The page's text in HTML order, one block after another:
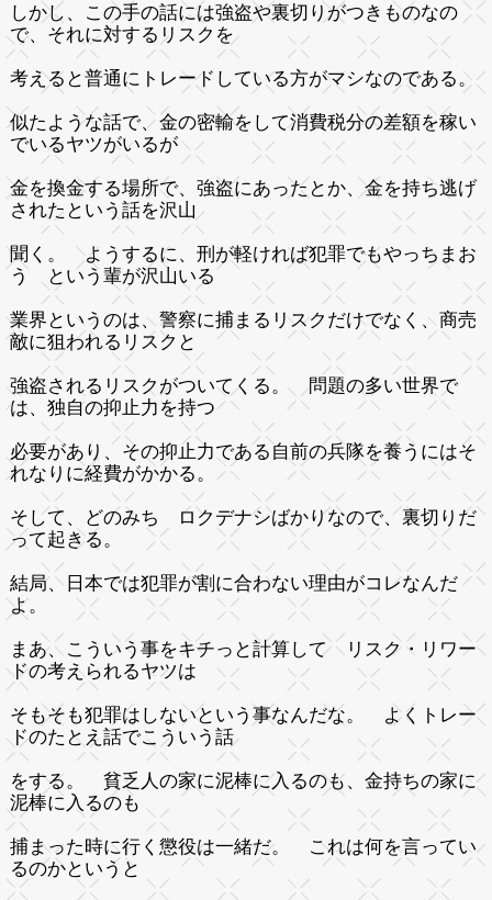
しかし、この手の話には強盗や裏切りがつきものなの
で、それに対するリスクを
考えると普通にトレードしている方がマシなのである。
似たような話で、金の密輸をして消費税分の差額を稼い
でいるヤツがいるが
金を換金する場所で、強盗にあったとか、金を持ち逃げ
されたという話を沢山
聞く。 ようするに、刑が軽ければ犯罪でもやっちまお
う という輩が沢山いる
業界というのは、警察に捕まるリスクだけでなく、商売
敵に狙われるリスクと
強盗されるリスクがついてくる。 問題の多い世界で
は、独自の抑止力を持つ
必要があり、その抑止力である自前の兵隊を養うにはそ
れなりに経費がかかる。
そして、どのみち ロクデナシばかりなので、裏切りだ
って起きる。
結局、日本では犯罪が割に合わない理由がコレなんだ
よ。
まあ、こういう事をキチっと計算して リスク・リワー
ドの考えられるヤツは
そもそも犯罪はしないという事なんだな。 よくトレー
ドのたとえ話でこういう話
をする。 貧乏人の家に泥棒に入るのも、金持ちの家に
泥棒に入るのも
捕まった時に行く懲役は一緒だ。 これは何を言ってい
るのかというと